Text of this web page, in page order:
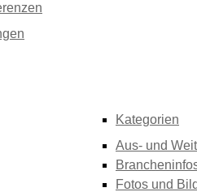
Kategorien
Aus- und
Fotos und